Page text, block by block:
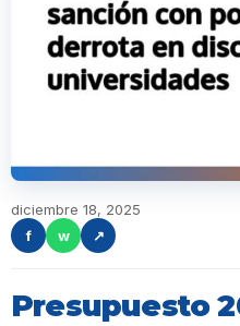
diciembre 18, 2025
f
w ↗
Presupuesto